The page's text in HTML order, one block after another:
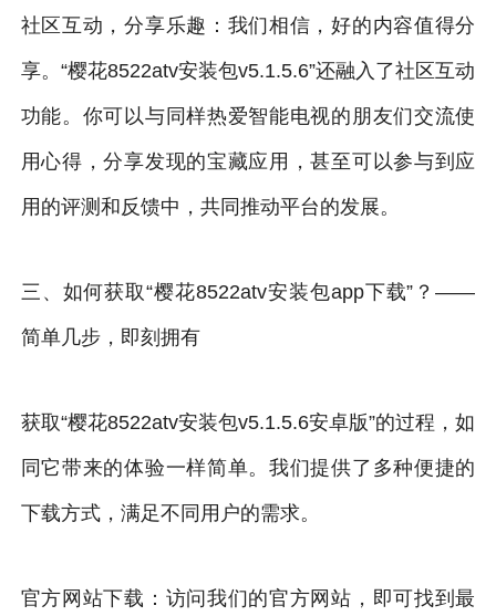
社区互动，分享乐趣：我们相信，好的内容值得分
享。“樱花8522atv安装包v5.1.5.6”还融入了社区互动
功能。你可以与同样热爱智能电视的朋友们交流使
用心得，分享发现的宝藏应用，甚至可以参与到应
用的评测和反馈中，共同推动平台的发展。
三、如何获取“樱花8522atv安装包app下载”？——
简单几步，即刻拥有
获取“樱花8522atv安装包v5.1.5.6安卓版”的过程，如
同它带来的体验一样简单。我们提供了多种便捷的
下载方式，满足不同用户的需求。
官方网站下载：访问我们的官方网站，即可找到最